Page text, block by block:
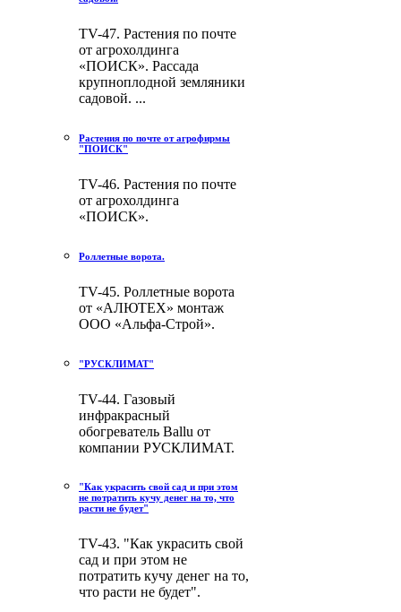
TV-47. Растения по почте
от агрохолдинга
«ПОИСК». Рассада
крупноплодной земляники
садовой. ...
Растения по почте от агрофирмы
"ПОИСК"
TV-46. Растения по почте
от агрохолдинга
«ПОИСК».
Роллетные ворота.
TV-45. Роллетные ворота
от «АЛЮТЕХ» монтаж
ООО «Альфа-Строй».
"РУСКЛИМАТ"
TV-44. Газовый
инфракрасный
обогреватель Ballu от
компании РУСКЛИМАТ.
"Как украсить свой сад и при этом
не потратить кучу денег на то, что
расти не будет"
TV-43. "Как украсить свой
сад и при этом не
потратить кучу денег на то,
что расти не будет".